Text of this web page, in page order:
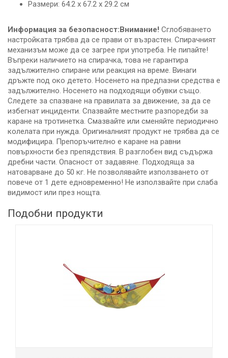
Размери: 64.2 х 67.2 х 29.2 см
Информация за безопасност: Внимание! Сглобяването
настройката трябва да се прави от възрастен. Спирачният
механизъм може да се загрее при употреба. Не пипайте!
Въпреки наличието на спирачка, това не гарантира
задължително спиране или реакция на време. Винаги
дръжте под око детето. Носенето на предпазни средства е
задължително. Носенето на подходящи обувки също.
Следете за спазване на правилата за движение, за да се
избегнат инциденти. Спазвайте местните разпоредби за
каране на тротинетка. Смазвайте или сменяйте периодично
колелата при нужда. Оригиналният продукт не трябва да се
модифицира. Препоръчително е каране на равни
повърхности без препядствия. В разглобен вид съдържа
дребни части. Опасност от задавяне. Подходяща за
натоварване до 50 кг. Не позволявайте използването от
повече от 1 дете едновременно! Не използвайте при слаба
видимост или през нощта.
Подобни продукти